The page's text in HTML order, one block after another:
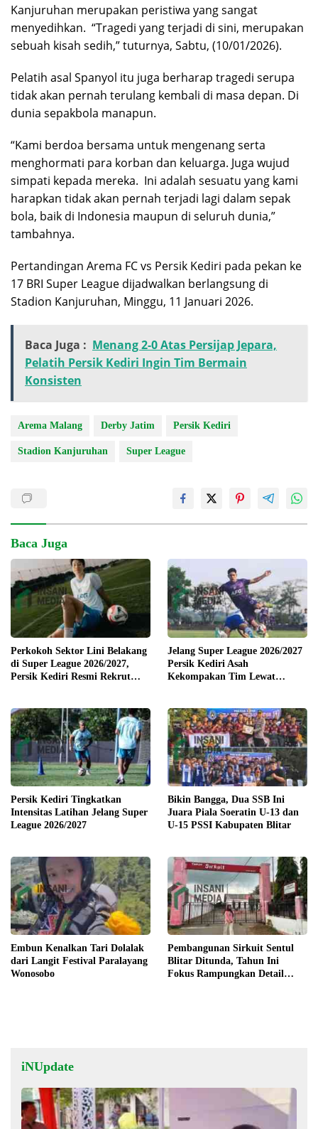
Kanjuruhan merupakan peristiwa yang sangat
menyedihkan. “Tragedi yang terjadi di sini, merupakan
sebuah kisah sedih,” tuturnya, Sabtu, (10/01/2026).
Pelatih asal Spanyol itu juga berharap tragedi serupa
tidak akan pernah terulang kembali di masa depan. Di
dunia sepakbola manapun.
“Kami berdoa bersama untuk mengenang serta
menghormati para korban dan keluarga. Juga wujud
simpati kepada mereka. Ini adalah sesuatu yang kami
harapkan tidak akan pernah terjadi lagi dalam sepak
bola, baik di Indonesia maupun di seluruh dunia,”
tambahnya.
Pertandingan Arema FC vs Persik Kediri pada pekan ke
17 BRI Super League dijadwalkan berlangsung di
Stadion Kanjuruhan, Minggu, 11 Januari 2026.
Baca Juga : Menang 2-0 Atas Persijap Jepara,
Pelatih Persik Kediri Ingin Tim Bermain
Konsisten
Arema Malang Derby Jatim Persik Kediri
Stadion Kanjuruhan Super League
Baca Juga
Perkokoh Sektor Lini Belakang
di Super League 2026/2027,
Persik Kediri Resmi Rekrut
Jelang Super League 2026/2027
Persik Kediri Asah
Kekompakan Tim Lewat
Persik Kediri Tingkatkan
Intensitas Latihan Jelang Super
League 2026/2027
Bikin Bangga, Dua SSB Ini
Juara Piala Soeratin U-13 dan
U-15 PSSI Kabupaten Blitar
Embun Kenalkan Tari Dolalak
dari Langit Festival Paralayang
Wonosobo
Pembangunan Sirkuit Sentul
Blitar Ditunda, Tahun Ini
Fokus Rampungkan Detail
iNUpdate